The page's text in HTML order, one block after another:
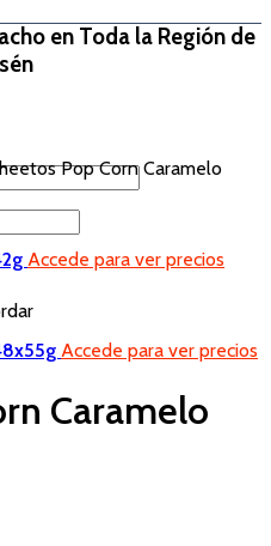
en Toda la Región de
Pop Corn Caramelo
Accede para ver precios
Accede para ver precios
Caramelo